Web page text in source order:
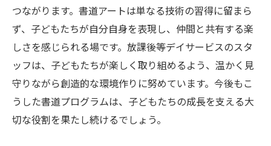
つながります。書道アートは単なる技術の習得に留まら
ず、子どもたちが自分自身を表現し、仲間と共有する楽
しさを感じられる場です。放課後等デイサービスのスタ
ッフは、子どもたちが楽しく取り組めるよう、温かく見
守りながら創造的な環境作りに努めています。今後もこ
うした書道プログラムは、子どもたちの成長を支える大
切な役割を果たし続けるでしょう。